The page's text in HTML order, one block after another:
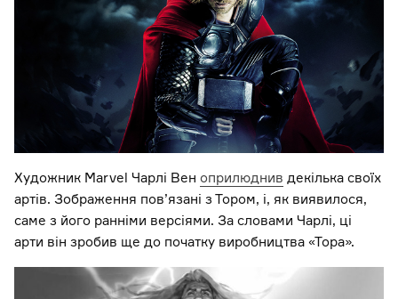
Художник Marvel Чарлі Вен оприлюднив декілька своїх
артів. Зображення пов’язані з Тором, і, як виявилося,
саме з його ранніми версіями. За словами Чарлі, ці
арти він зробив ще до початку виробництва «Тора».